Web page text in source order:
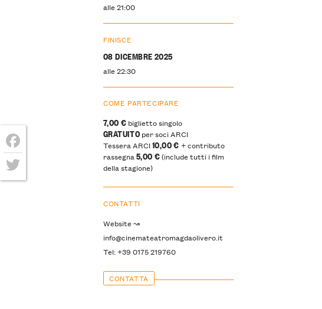
alle 21:00
FINISCE
08 DICEMBRE 2025
alle 22:30
COME PARTECIPARE
7,00 € biglietto singolo
GRATUITO per soci ARCI
Tessera ARCI10,00 € + contributo
rassegna5,00 €(include tutti i film
della stagione)
CONTATTI
Website ↝
info@cinemateatromagdaolivero.it
Tel: +39 0175 219760
CONTATTA
Facebook
Twitter